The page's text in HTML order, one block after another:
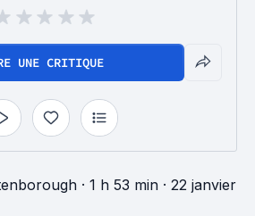
UNE CRITIQUE
· 1 h 53 min · 22 janvier